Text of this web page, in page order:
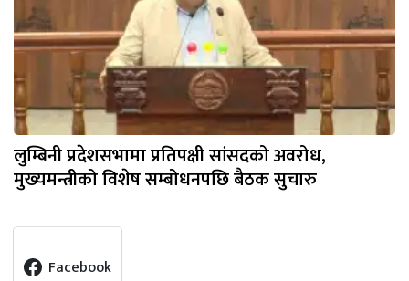
लुम्बिनी प्रदेशसभामा प्रतिपक्षी सांसदको अवरोध,
मुख्यमन्त्रीको विशेष सम्बोधनपछि बैठक सुचारु
Facebook